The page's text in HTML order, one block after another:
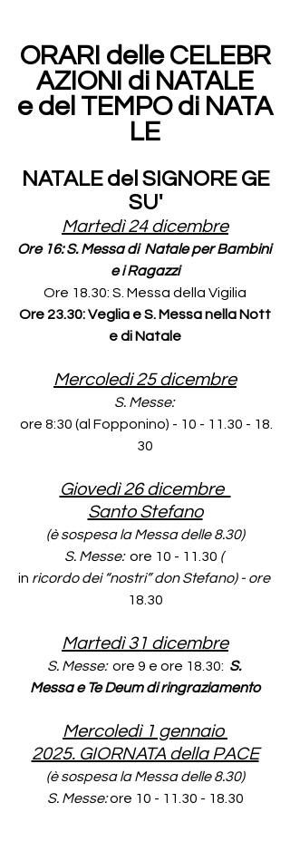
ORARI delle CELEBR
AZIONI di NATALE
e del TEMPO di NATA
LE
NATALE del SIGNORE GE
SU'
Martedì 24 dicembre
Ore 16: S. Messa di  Natale per Bambini
e i Ragazzi
Ore 18.30: S. Messa della Vigilia
Ore 23.30: Veglia e S. Messa nella Nott
e di Natale
Mercoledi 25 dicembre
S. Messe:
ore 8:30 (al Fopponino) - 10 - 11.30 - 18.
30
Giovedì 26 dicembre
Santo Stefano
(è sospesa la Messa delle 8.30)
S. Messe: ore 10 - 11.30 (
in ricordo dei “nostri” don Stefano) - ore
18.30
Martedì 31 dicembre
S. Messe: ore 9 e ore 18.30: S.
Messa e Te Deum di ringraziamento
Mercoledì 1 gennaio
2025. GIORNATA della PACE
(è sospesa la Messa delle 8.30)
S. Messe: ore 10 - 11.30 - 18.30